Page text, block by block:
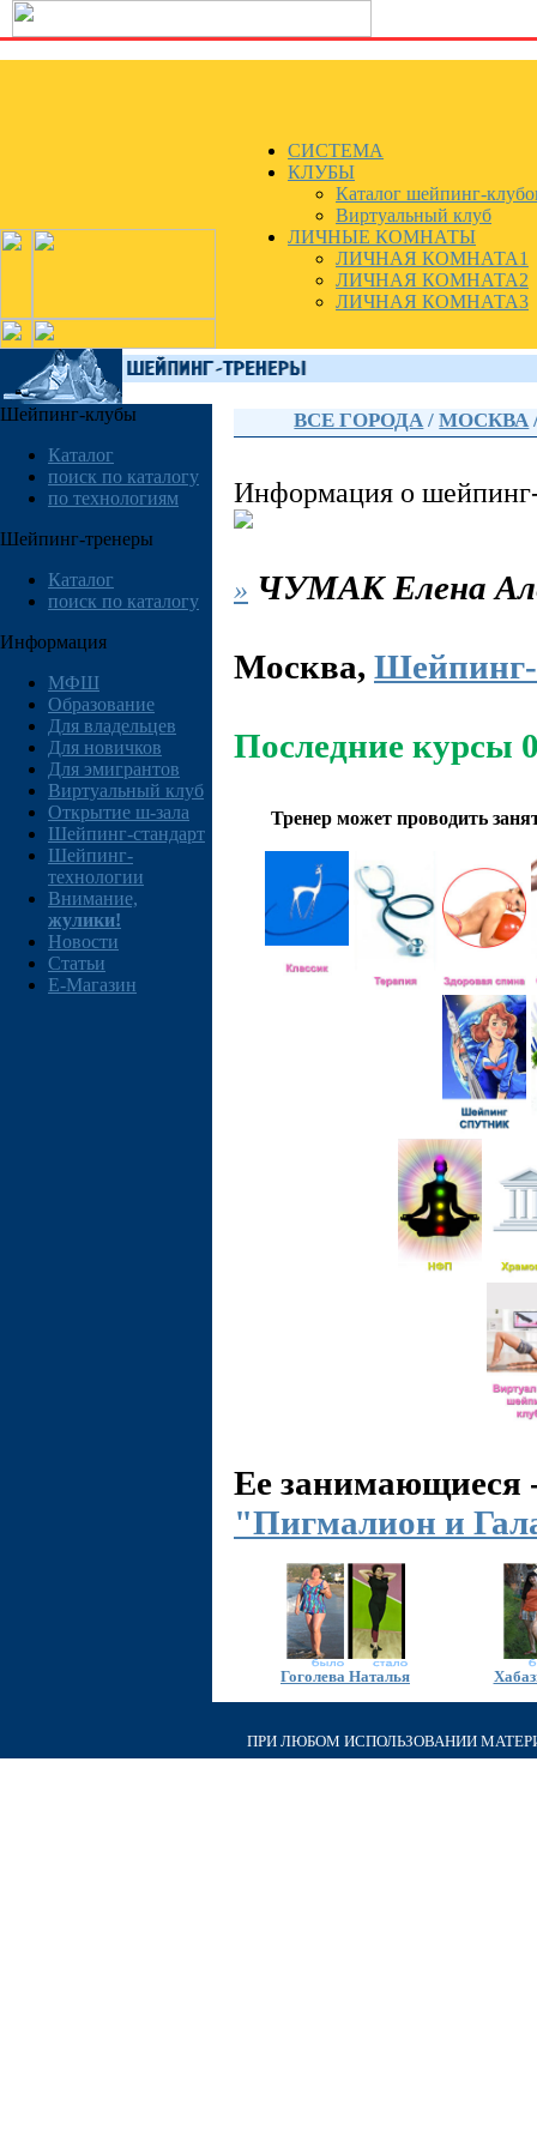
СИСТЕМА
КЛУБЫ
Каталог шейпинг-
Виртуальный клуб
ЛИЧНЫЕ КОМНАТЫ
ЛИЧНАЯ КОМНАТА1
ЛИЧНАЯ КОМНАТА2
ЛИЧНАЯ КОМНАТА3
Шейпинг-клубы
Каталог
поиск по каталогу
по технологиям
Шейпинг-тренеры
Каталог
поиск по каталогу
Информация
МФШ
Образование
Для владельцев
Для новичков
Для эмигрантов
Виртуальный клуб
Открытие ш-зала
Шейпинг-стандарт
Шейпинг-
технологии
Внимание,
жулики!
Новости
Статьи
E-Магазин
ВСЕ ГОРОДА /МОСКВА
Информация о
» ЧУМАКЕлена
Москва,
Последние курсы
Тренер может проводить
Ее занимающиеся
"Пигмалион и
Гоголева Наталья
ПРИ ЛЮБОМ ИСПОЛЬЗОВАНИИ